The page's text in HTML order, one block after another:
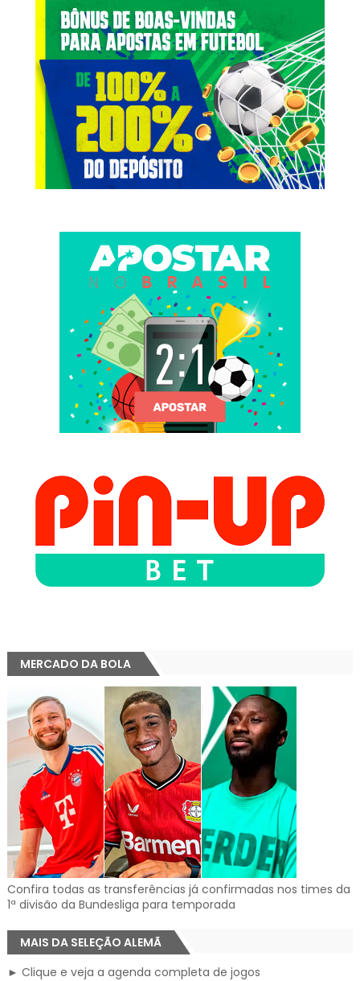
MERCADO DA BOLA
Confira todas as transferências já confirmadas nos times da
1ª divisão da Bundesliga para temporada
MAIS DA SELEÇÃO ALEMÃ
► Clique e veja a agenda completa de jogos